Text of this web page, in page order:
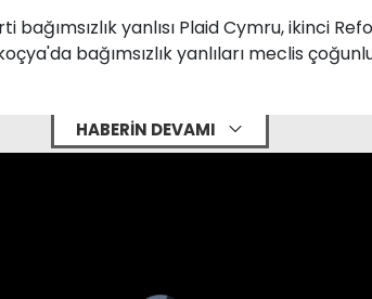
yanlısı Plaid Cymru, ikinci
bağımsızlık yanlıları meclis
HABERİN DEVAMI